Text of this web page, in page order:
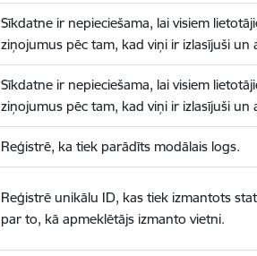
Sīkdatne ir nepieciešama, lai visiem
ziņojumus pēc tam, kad viņi ir izlasījuši un
Sīkdatne ir nepieciešama, lai visiem
ziņojumus pēc tam, kad viņi ir izlasījuši un
Reģistrē, ka tiek parādīts modālais logs.
Reģistrē unikālu ID, kas tiek izmantots
par to, kā apmeklētājs izmanto vietni.